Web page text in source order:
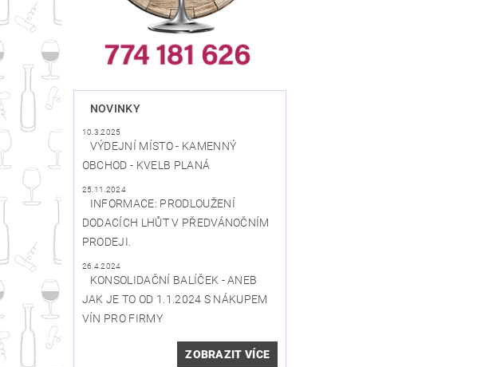
NOVINKY
10.3.2025
VÝDEJNÍ MÍSTO - KAMENNÝ
OBCHOD - KVELB PLANÁ
25.11.2024
INFORMACE: PRODLOUŽENÍ
DODACÍCH LHŮT V PŘEDVÁNOČNÍM
PRODEJI.
26.4.2024
KONSOLIDAČNÍ BALÍČEK - ANEB
JAK JE TO OD 1.1.2024 S NÁKUPEM
VÍN PRO FIRMY
ZOBRAZIT VÍCE